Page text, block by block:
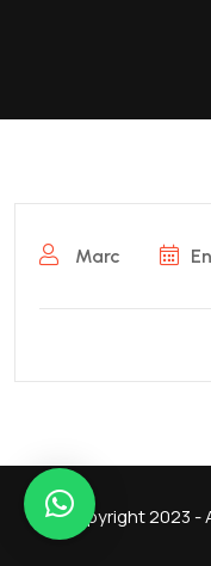
Marc
Copyright 2023 -